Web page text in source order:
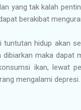
yang tak kalah
berakibat
tuntutan hidup akan
maka dapat
ikan, lewat
mengalami depresi.